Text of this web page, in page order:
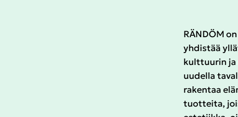
RÄNDÖM
yhdistää
kulttuurin ja
uudella
rakentaa
tuotteita,